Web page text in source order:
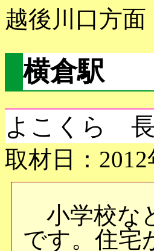
越後川口方面
横倉駅
よこくら 長
取材日：2012
小学校な
です。住宅